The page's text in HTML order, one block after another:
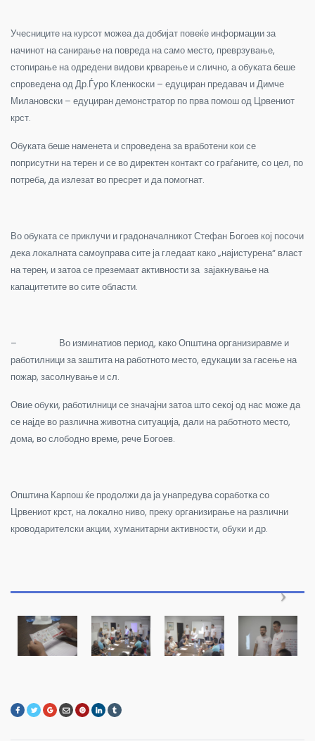
Учесниците на курсот можеа да добијат повеќе информации за
начинот на санирање на повреда на само место, преврзување,
стопирање на одредени видови крварење и слично, а обуката беше
спроведена од Др.Ѓуро Кленкоски – едуциран предавач и Димче
Милановски – едуциран демонстратор по прва помош од Црвениот
крст.
Обуката беше наменета и спроведена за вработени кои се
поприсутни на терен и се во директен контакт со граѓаните, со цел, по
потреба, да излезат во пресрет и да помогнат.
Во обуката се приклучи и градоначалникот Стефан Богоев кој посочи
дека локалната самоуправа сите ја гледаат како „најистурена“ власт
на терен, и затоа се преземаат активности за зајакнување на
капацитетите во сите области.
– Во изминатиов период, како Општина организиравме и
работилници за заштита на работното место, едукации за гасење на
пожар, засолнување и сл.
Овие обуки, работилници се значајни затоа што секој од нас може да
се најде во различна животна ситуација, дали на работното место,
дома, во слободно време, рече Богоев.
Општина Карпош ќе продолжи да ја унапредува соработка со
Црвениот крст, на локално ниво, преку организирање на различни
кроводарителски акции, хуманитарни активности, обуки и др.